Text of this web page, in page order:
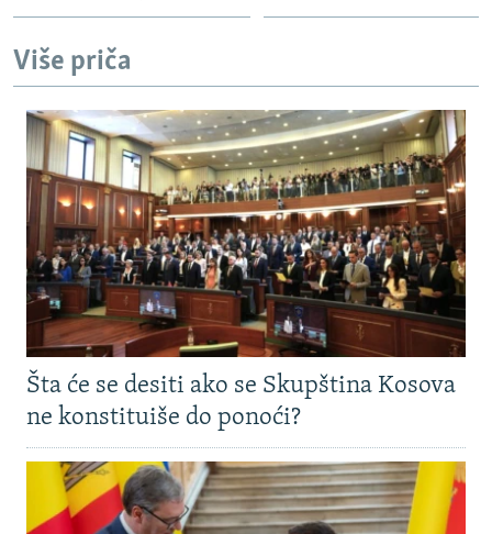
Više priča
Šta će se desiti ako se Skupština Kosova
ne konstituiše do ponoći?